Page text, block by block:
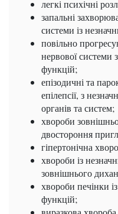
легкі психічні
запальні
системи із
повільно
нервової
функцій;
епізодичні та
епілепсії, з
органів та систем;
хвороби
двостороння
гіпертонічна
хвороби із
зовнішнього
хвороби печінки
функцій;